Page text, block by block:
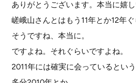
ありがとうございます。本当に嬉し
嵯峨山さんとはもう11年とか12年ぐ
そうですね、本当に。
ですよね。それぐらいですよね。
2011年には確実に会っているという